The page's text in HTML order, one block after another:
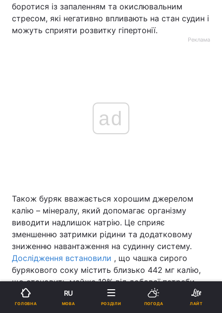
боротися із запаленням та окислювальним
стресом, які негативно впливають на стан судин і
можуть сприяти розвитку гіпертонії.
Реклама
ad
Також буряк вважається хорошим джерелом
калію – мінералу, який допомагає організму
виводити надлишок натрію. Це сприяє
зменшенню затримки рідини та додатковому
зниженню навантаження на судинну систему.
Дослідження встановили , що чашка сирого
бурякового соку містить близько 442 мг калію,
що становить майже 10% від добової потреби.
Інші поради дієтологів, як боротися з
ГОЛОВНА
RU
МОВА РОЗДІЛИ ПОГОДА ЛАЙТ